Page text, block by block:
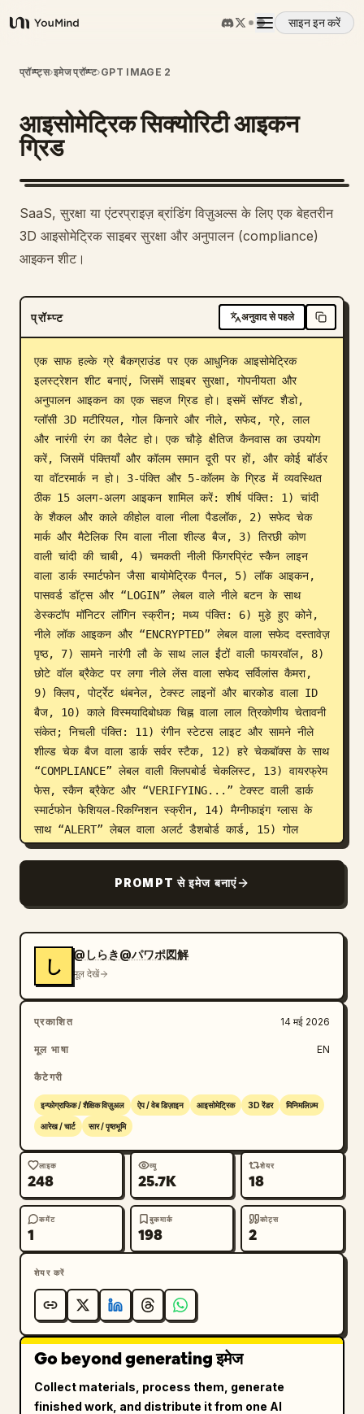
YouMind
साइन इन करें
अवलोकन
उपयोग के मामले
कौशल
प्रॉम्प्ट
डाउनलोड
ब्लॉग
अपडेट
प्रॉम्प्ट्स›इमेज प्रॉम्प्ट›GPT IMAGE 2
आइसोमेट्रिक सिक्योरिटी आइकन
ग्रिड
SaaS, सुरक्षा या एंटरप्राइज़ ब्रांडिंग विज़ुअल्स के लिए एक बेहतरीन
3D आइसोमेट्रिक साइबर सुरक्षा और अनुपालन (compliance)
आइकन शीट।
प्रॉम्प्ट अनुवाद से पहले
एक साफ हल्के ग्रे बैकग्राउंड पर एक आधुनिक आइसोमेट्रिक
इलस्ट्रेशन शीट बनाएं, जिसमें साइबर सुरक्षा, गोपनीयता और
अनुपालन आइकन का एक सहज ग्रिड हो। इसमें सॉफ्ट शैडो,
ग्लॉसी 3D मटीरियल, गोल किनारे और नीले, सफेद, ग्रे, लाल
और नारंगी रंग का पैलेट हो। एक चौड़े क्षैतिज कैनवास का उपयोग
करें, जिसमें पंक्तियाँ और कॉलम समान दूरी पर हों, और कोई बॉर्डर
या वॉटरमार्क न हो। 3-पंक्ति और 5-कॉलम के ग्रिड में व्यवस्थित
ठीक 15 अलग-अलग आइकन शामिल करें: शीर्ष पंक्ति: 1) चांदी
के शैकल और काले कीहोल वाला नीला पैडलॉक, 2) सफेद चेक
मार्क और मैटेलिक रिम वाला नीला शील्ड बैज, 3) तिरछी कोण
वाली चांदी की चाबी, 4) चमकती नीली फिंगरप्रिंट स्कैन लाइन
वाला डार्क स्मार्टफोन जैसा बायोमेट्रिक पैनल, 5) लॉक आइकन,
पासवर्ड डॉट्स और “LOGIN” लेबल वाले नीले बटन के साथ
डेस्कटॉप मॉनिटर लॉगिन स्क्रीन; मध्य पंक्ति: 6) मुड़े हुए कोने,
नीले लॉक आइकन और “ENCRYPTED” लेबल वाला सफेद दस्तावेज़
पृष्ठ, 7) सामने नारंगी लौ के साथ लाल ईंटों वाली फायरवॉल, 8)
छोटे वॉल ब्रैकेट पर लगा नीले लेंस वाला सफेद सर्विलांस कैमरा,
9) क्लिप, पोर्ट्रेट थंबनेल, टेक्स्ट लाइनों और बारकोड वाला ID
बैज, 10) काले विस्मयादिबोधक चिह्न वाला लाल त्रिकोणीय चेतावनी
संकेत; निचली पंक्ति: 11) रंगीन स्टेटस लाइट और सामने नीले
शील्ड चेक बैज वाला डार्क सर्वर स्टैक, 12) हरे चेकबॉक्स के साथ
“COMPLIANCE” लेबल वाली क्लिपबोर्ड चेकलिस्ट, 13) वायरफ्रेम
फेस, स्कैन ब्रैकेट और “VERIFYING...” टेक्स्ट वाली डार्क
स्मार्टफोन फेशियल-रिकग्निशन स्क्रीन, 14) मैग्नीफाइंग ग्लास के
साथ “ALERT” लेबल वाला अलर्ट डैशबोर्ड कार्ड, 15) गोल
कॉम्बिनेशन डायल वाला ग्रे सेफ/वॉल्ट बॉक्स, जिसके बगल में ग्रे
दस्तावेज़ हो। सभी आइकन को आइसोमेट्रिक परिप्रेक्ष्य, मिनिएचर
ऑब्जेक्ट स्केल, पॉलिश्ड SaaS/सुरक्षा ब्रांडिंग स्टाइल, स्पष्ट
रखें। टेक्स्ट न्यूनतम और केवल निर्दिष्ट स्थानों पर ही पठनीय होना
चाहिए। थीम कस्टमाइज़ेशन:
; प्राथमिक रंग कस्टमाइज़ेशन:
कस्टमाइज़ेशन: light gray .
PROMPT से इमेज बनाएं
し
@しらき@パワポ図解
मूल देखें
प्रकाशित 14 मई 2026
मूल भाषा EN
कैटेगरी
इन्फोग्राफिक / शैक्षिक विज़ुअल ऐप / वेब डिज़ाइन आइसोमेट्रिक 3D रेंडर मिनिमलिज़्म
आरेख / चार्ट सार / पृष्ठभूमि
लाइक
248
व्यू
25.7K
शेयर
18
कमेंट
1
बुकमार्क
198
कोट्स
2
शेयर करें
Go beyond generating इमेज
Collect materials, process them, generate
finished work, and distribute it from one AI